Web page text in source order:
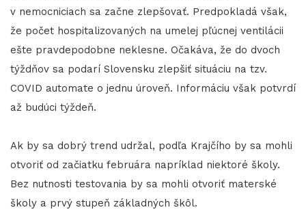
v nemocniciach sa začne zlepšovať. Predpokladá však,
že počet hospitalizovaných na umelej pľúcnej ventilácii
ešte pravdepodobne neklesne. Očakáva, že do dvoch
týždňov sa podarí Slovensku zlepšiť situáciu na tzv.
COVID automate o jednu úroveň. Informáciu však potvrdí
až budúci týždeň.
Ak by sa dobrý trend udržal, podľa Krajčího by sa mohli
otvoriť od začiatku februára napríklad niektoré školy.
Bez nutnosti testovania by sa mohli otvoriť materské
školy a prvý stupeň základných škôl.